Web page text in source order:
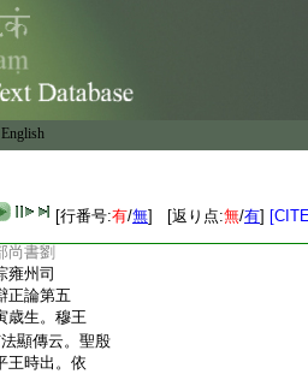
English
[行番号:有/無] [返り点:無/有]
。天下諸州。各
厥日。逖
。仁
。牢籠眞俗。
元年下詔
。傳諸後
百餘
尚書劉
雍州司
正論第五
歳生。穆王
顯傳云。聖殷
王時出。依